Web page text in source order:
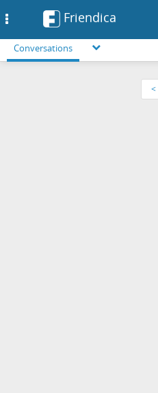
Friendica
Conversations
<